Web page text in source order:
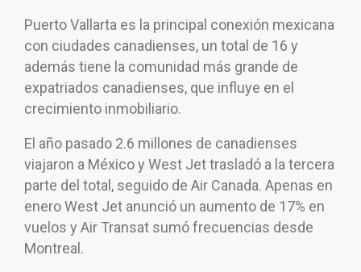
Puerto Vallarta es la principal conexión mexicana
con ciudades canadienses, un total de 16 y
además tiene la comunidad más grande de
expatriados canadienses, que influye en el
crecimiento inmobiliario.
El año pasado 2.6 millones de canadienses
viajaron a México y West Jet trasladó a la tercera
parte del total, seguido de Air Canada. Apenas en
enero West Jet anunció un aumento de 17% en
vuelos y Air Transat sumó frecuencias desde
Montreal.